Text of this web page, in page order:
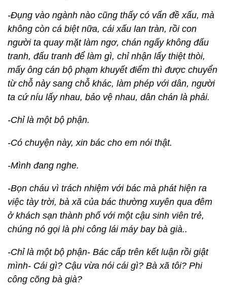
-Đụng vào ngành nào cũng thấy có vấn đề xấu, mà
không còn cá biệt nữa, cái xấu lan tràn, rồi con
người ta quay mặt làm ngơ, chán ngấy không đấu
tranh, đấu tranh để làm gì, chỉ nhận lấy thiệt thòi,
mấy ông cán bộ phạm khuyết điểm thì được chuyển
từ chỗ này sang chỗ khác, làm phép với dân, người
ta cứ níu lấy nhau, bảo vệ nhau, dân chán là phải.
-Chỉ là một bộ phận.
-Có chuyện này, xin bác cho em nói thật.
-Mình đang nghe.
-Bọn cháu vì trách nhiệm với bác mà phát hiện ra
việc tày trời, bà xã của bác thường xuyên qua đêm
ở khách sạn thành phố với một cậu sinh viên trẻ,
chúng nó gọi là phi công lái máy bay bà già..
-Chỉ là một bộ phận- Bác cấp trên kết luận rồi giật
mình- Cái gì? Cậu vừa nói cái gì? Bà xã tôi? Phi
công cõng bà già?